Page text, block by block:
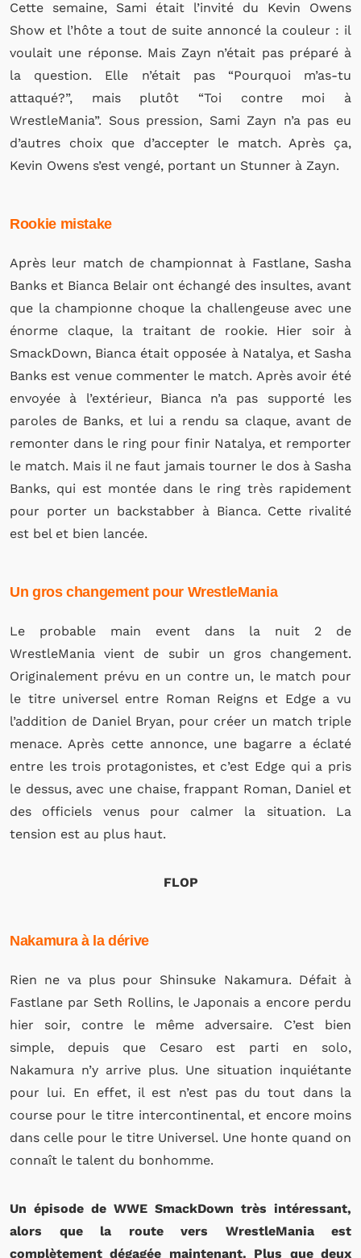
Cette semaine, Sami était l’invité du Kevin Owens
Show et l’hôte a tout de suite annoncé la couleur : il
voulait une réponse. Mais Zayn n’était pas préparé à
la question. Elle n’était pas “Pourquoi m’as-tu
attaqué?”, mais plutôt “Toi contre moi à
WrestleMania”. Sous pression, Sami Zayn n’a pas eu
d’autres choix que d’accepter le match. Après ça,
Kevin Owens s’est vengé, portant un Stunner à Zayn.
Rookie mistake
Après leur match de championnat à Fastlane, Sasha
Banks et Bianca Belair ont échangé des insultes, avant
que la championne choque la challengeuse avec une
énorme claque, la traitant de rookie. Hier soir à
SmackDown, Bianca était opposée à Natalya, et Sasha
Banks est venue commenter le match. Après avoir été
envoyée à l’extérieur, Bianca n’a pas supporté les
paroles de Banks, et lui a rendu sa claque, avant de
remonter dans le ring pour finir Natalya, et remporter
le match. Mais il ne faut jamais tourner le dos à Sasha
Banks, qui est montée dans le ring très rapidement
pour porter un backstabber à Bianca. Cette rivalité
est bel et bien lancée.
Un gros changement pour WrestleMania
Le probable main event dans la nuit 2 de
WrestleMania vient de subir un gros changement.
Originalement prévu en un contre un, le match pour
le titre universel entre Roman Reigns et Edge a vu
l’addition de Daniel Bryan, pour créer un match triple
menace. Après cette annonce, une bagarre a éclaté
entre les trois protagonistes, et c’est Edge qui a pris
le dessus, avec une chaise, frappant Roman, Daniel et
des officiels venus pour calmer la situation. La
tension est au plus haut.
FLOP
Nakamura à la dérive
Rien ne va plus pour Shinsuke Nakamura. Défait à
Fastlane par Seth Rollins, le Japonais a encore perdu
hier soir, contre le même adversaire. C’est bien
simple, depuis que Cesaro est parti en solo,
Nakamura n’y arrive plus. Une situation inquiétante
pour lui. En effet, il est n’est pas du tout dans la
course pour le titre intercontinental, et encore moins
dans celle pour le titre Universel. Une honte quand on
connaît le talent du bonhomme.
Un épisode de WWE SmackDown très intéressant,
alors que la route vers WrestleMania est
complètement dégagée maintenant. Plus que deux